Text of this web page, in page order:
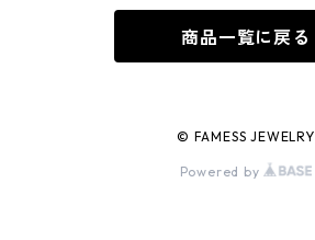
シルバー スタッドピアス
商品一覧に戻る
© FAMESS JEWELRY
Powered by